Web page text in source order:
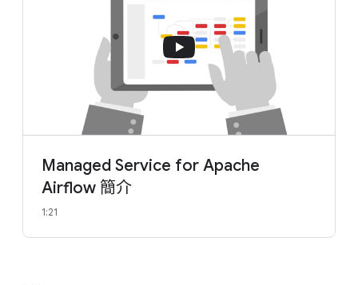
Managed Service for Apache
Airflow 簡介
1:21